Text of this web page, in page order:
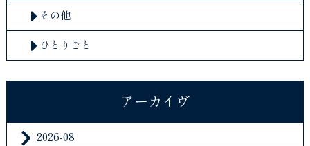
その他
ひとりごと
アーカイヴ
2026-08